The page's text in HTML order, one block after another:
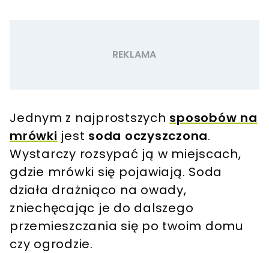
Jednym z najprostszych sposobów na
mrówki jest soda oczyszczona.
Wystarczy rozsypać ją w miejscach,
gdzie mrówki się pojawiają. Soda
działa drażniąco na owady,
zniechęcając je do dalszego
przemieszczania się po twoim domu
czy ogrodzie.